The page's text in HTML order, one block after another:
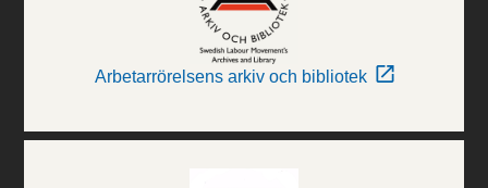
Arbetarrörelsens arkiv och bibliotek